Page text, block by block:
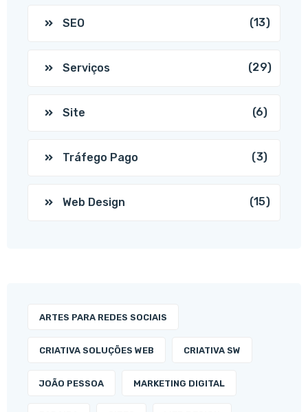
SEO (13)
Serviços (29)
Site (6)
Tráfego Pago (3)
Web Design (15)
ARTES PARA REDES SOCIAIS
CRIATIVA SOLUÇÕES WEB CRIATIVA SW
JOÃO PESSOA MARKETING DIGITAL